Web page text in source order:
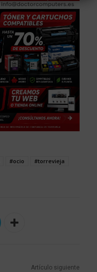
#ocio
#torrevieja
Artículo siguiente